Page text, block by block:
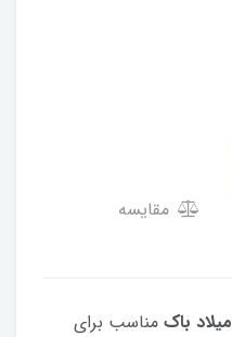
مقایسه
میلاد باک مناسب برای